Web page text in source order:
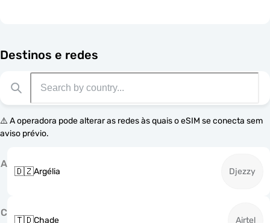
Destinos e redes
⚠️ A operadora pode alterar as redes às quais o eSIM se conecta sem
aviso prévio.
A
🇩🇿Argélia Djezzy
C
🇹🇩Chade Airtel